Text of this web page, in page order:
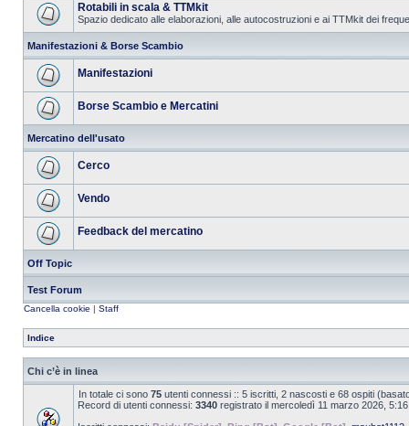
Rotabili in scala & TTMkit
Spazio dedicato alle elaborazioni, alle autocostruzioni e ai TTMkit dei
Manifestazioni & Borse Scambio
Manifestazioni
Borse Scambio e Mercatini
Mercatino dell'usato
Cerco
Vendo
Feedback del mercatino
Off Topic
Test Forum
Cancella cookie | Staff
Indice
Chi c’è in linea
In totale ci sono 75 utenti connessi :: 5 iscritti, 2 nascosti e 68 ospiti
Record di utenti connessi: 3340 registrato il mercoledì 11 marzo 2026, 5:16